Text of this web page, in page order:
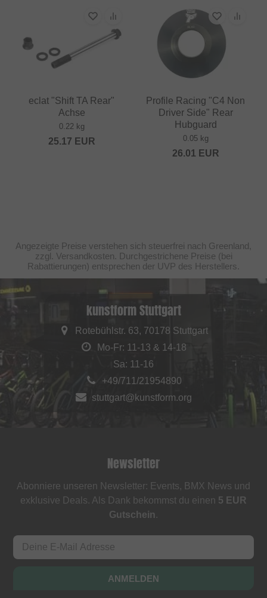
eclat "Shift TA Rear"
Achse
0.22 kg
25.17 EUR
Profile Racing "C4 Non
Driver Side" Rear
Hubguard
0.05 kg
26.01 EUR
Angezeigte Preise verstehen sich steuerfrei nach Greenland,
zzgl. Versandkosten. Durchgestrichene Preise (bei
Rabattierungen) entsprechen der UVP des Herstellers.
kunstform Stuttgart
Rotebühlstr. 63, 70178 Stuttgart
Mo-Fr: 11-13 & 14-18
Sa: 11-16
+49/711/21954890
stuttgart@kunstform.org
Newsletter
Abonniere unseren Newsletter: Events, BMX News und
exklusive Deals. Als Dank bekommst du einen 5 EUR
Gutschein.
ANMELDEN